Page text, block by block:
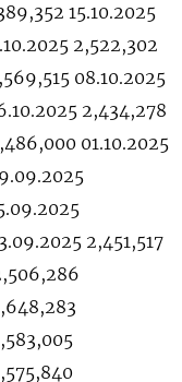
15.10.2025
2,522,302
08.10.2025
2,434,278
01.10.2025
2,451,517